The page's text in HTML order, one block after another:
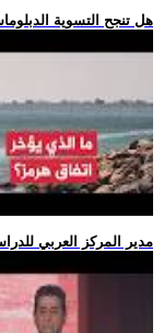
.. هل تنجح التسوية
.. مدير المركز العربي